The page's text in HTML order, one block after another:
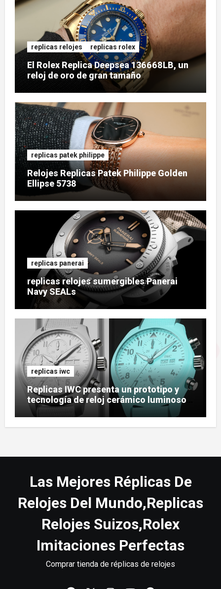
replicas relojes replicas rolex
El Rolex Replica Deepsea 136668LB, un
reloj de oro de gran tamaño
replicas patek philippe
Relojes Replicas Patek Philippe Golden
Ellipse 5738
replicas panerai
replicas relojes sumergibles Panerai
Navy SEALs
replicas iwc
Replicas IWC presenta un prototipo y
tecnología de reloj cerámico luminoso
Ceralume
Las Mejores Réplicas De
Relojes Del Mundo,Replicas
Relojes Suizos,Rolex
Imitaciones Perfectas
Comprar tienda de réplicas de relojes